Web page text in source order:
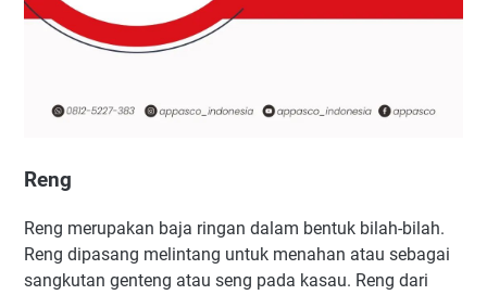
Reng
Reng merupakan baja ringan dalam bentuk bilah-bilah.
Reng dipasang melintang untuk menahan atau sebagai
sangkutan genteng atau seng pada kasau. Reng dari